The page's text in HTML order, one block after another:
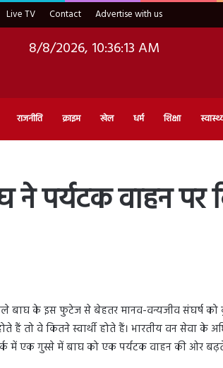
Live TV Contact Advertise with us
8/8/2026, 10:36:14 AM
राजनीति क्राइम खेल धर्म शिक्षा
पर्यटक वाहन पर
बाघ के इस फुटेज से बेहतर मानव-वन्यजीव संघर्ष को
तो वे कितने स्वार्थी होते हैं। भारतीय वन सेवा के
में एक गुस्से में बाघ को एक पर्यटक वाहन की ओर